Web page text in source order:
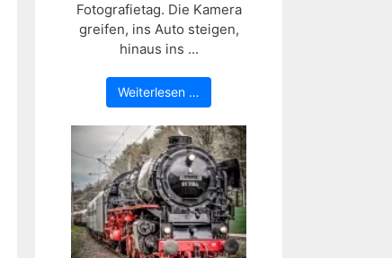
Fotografietag. Die Kamera
greifen, ins Auto steigen,
hinaus ins ...
Weiterlesen …